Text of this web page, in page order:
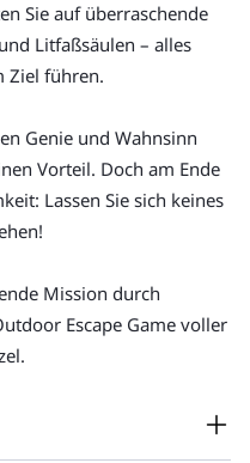
Sie auf überraschende
Litfaßsäulen – alles
Ziel führen.
Genie und Wahnsinn
Vorteil. Doch am Ende
Lassen Sie sich keines
Mission durch
Escape Game voller